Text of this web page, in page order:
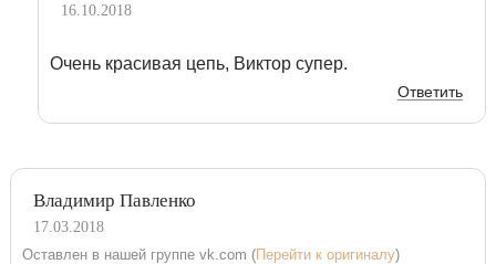
16.10.2018
Очень красивая цепь, Виктор супер.
Ответить
Владимир Павленко
17.03.2018
Оставлен в нашей группе vk.com (Перейти к оригиналу)